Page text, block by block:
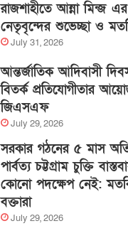
রাজশাহীতে আন্না মিন্জ
নেতৃবৃন্দের শুভেচ্ছা ও
July 31, 2026
আন্তর্জাতিক আদিবাসী
বিতর্ক প্রতিযোগীতার
জিএসএফ
July 29, 2026
সরকার গঠনের ৫ মাস
পার্বত্য চট্টগ্রাম চুক্তি
কোনো পদক্ষেপ নেই:
বক্তারা
July 29, 2026